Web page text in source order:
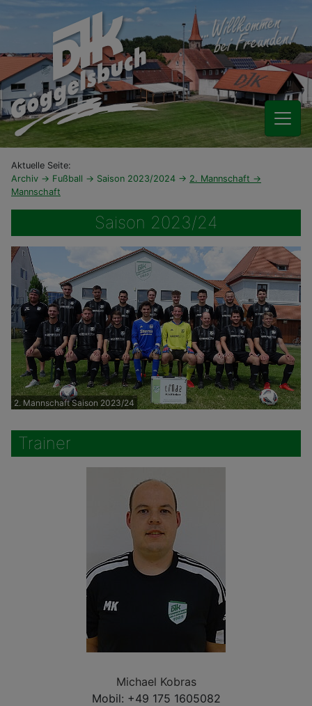
Aktuelle Seite:
Archiv
Fußball Saison 2023/2024
2. Mannschaft
Mannschaft
Saison 2023/24
2. Mannschaft Saison 2023/24
Trainer
Michael Kobras
Mobil: +49 175 1605082